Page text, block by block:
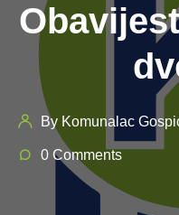
By Komunalac
0 Comments